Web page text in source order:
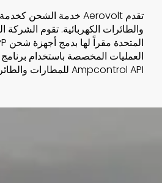
والطائرات الكهربائية. تقوم الشركة
العمليات المخصصة باستخدام
Ampcontrol API للمطارات والطائرات الكهربائية.